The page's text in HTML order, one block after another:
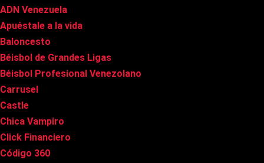
ADN Venezuela
Apuéstale a la vida
Baloncesto
Béisbol de Grandes Ligas
Béisbol Profesional Venezolano
Carrusel
Castle
Chica Vampiro
Click Financiero
Código 360